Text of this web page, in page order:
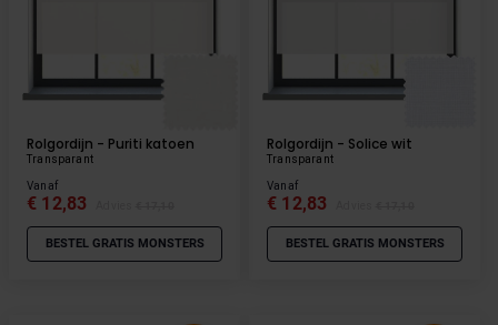
Rolgordijn - Puriti katoen
Transparant
Vanaf
€ 12,83
BESTEL GRATIS MONSTERS
Rolgordijn - Solice wit
Transparant
Vanaf
€ 12,83
BESTEL GRATIS MONSTERS